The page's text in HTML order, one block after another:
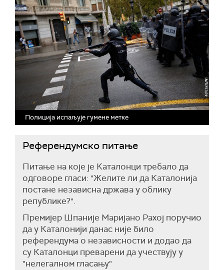
Полиција испаљује гумене метке
Референдумско питање
Питање на које је Каталонци требало да
одговоре гласи: "Желите ли да Каталонија
постане независна држава у облику
републике?".
Премијер Шпаније Маријано Рахој поручио
да у Каталонији данас није било
референдума о независности и додао да
су Каталонци преварени да учествују у
"нелегалном гласању"